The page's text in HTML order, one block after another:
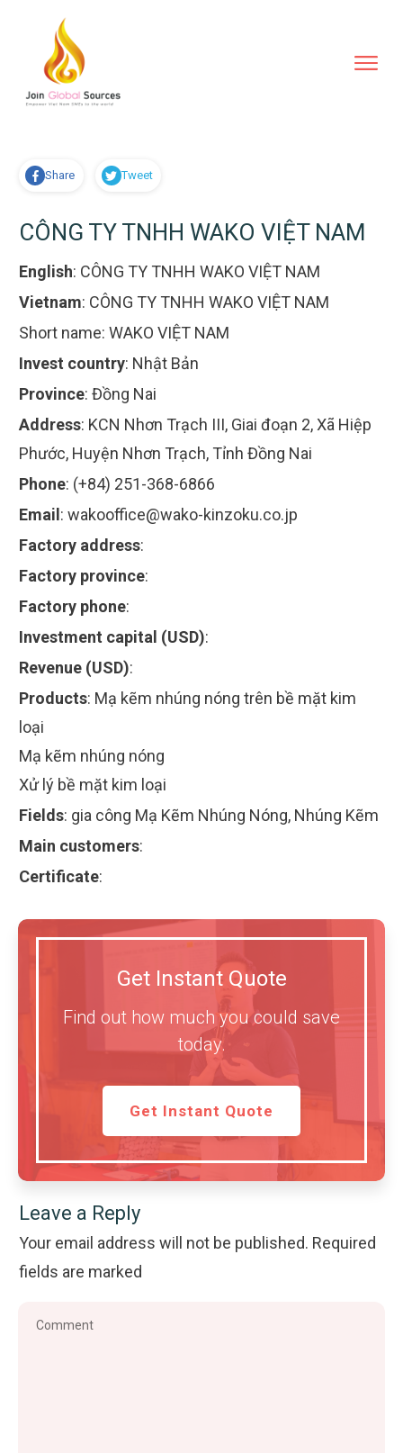
Share Tweet
CÔNG TY TNHH WAKO VIỆT NAM
English: CÔNG TY TNHH WAKO VIỆT NAM
Vietnam: CÔNG TY TNHH WAKO VIỆT NAM
Short name: WAKO VIỆT NAM
Invest country: Nhật Bản
Province: Đồng Nai
Address: KCN Nhơn Trạch III, Giai đoạn 2, Xã Hiệp
Phước, Huyện Nhơn Trạch, Tỉnh Đồng Nai
Phone: (+84) 251-368-6866
Email : wakooffice@wako-kinzoku.co.jp
Factory address:
Factory province:
Factory phone:
Investment capital (USD):
Revenue (USD):
Products: Mạ kẽm nhúng nóng trên bề mặt kim
loại
Mạ kẽm nhúng nóng
Xử lý bề mặt kim loại
Fields: gia công Mạ Kẽm Nhúng Nóng, Nhúng Kẽm
Main customers:
Certificate:
Get Instant Quote
Find out how much you could save
today.
Get Instant Quote
Leave a Reply
Your email address will not be published. Required
fields are marked